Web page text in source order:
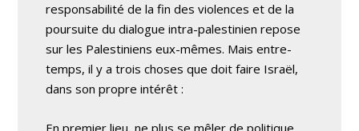
responsabilité de la fin des violences et de la
poursuite du dialogue intra-palestinien repose
sur les Palestiniens eux-mêmes. Mais entre-
temps, il y a trois choses que doit faire Israël,
dans son propre intérêt :
En premier lieu, ne plus se mêler de politique